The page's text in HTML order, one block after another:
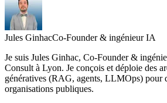
Jules GinhacCo-Founder & ingénieur IA
Je suis Jules Ginhac, Co-Founder &
Consult à Lyon. Je conçois et déploie des
génératives (RAG, agents, LLMOps) pour
organisations publiques.